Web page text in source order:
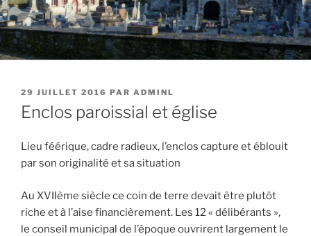
PUBLIÉ
LE
29 JUILLET 2016 PAR ADMINL
Enclos paroissial et église
Lieu féérique, cadre radieux, l’enclos capture et éblouit
par son originalité et sa situation
Au XVIIème siècle ce coin de terre devait être plutôt
riche et à l’aise financièrement. Les 12 « délibérants »,
le conseil municipal de l’époque ouvrirent largement le